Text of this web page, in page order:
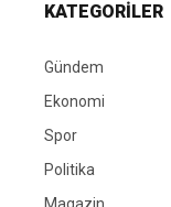
KATEGORİLER
Gündem
Ekonomi
Spor
Politika